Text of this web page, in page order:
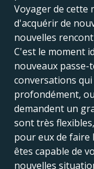
Voyager de cette
d'acquérir de
nouvelles
C'est le moment
nouveaux passe-
conversations qui
profondément,
demandent un
sont très
pour eux de faire
êtes capable de
nouvelles